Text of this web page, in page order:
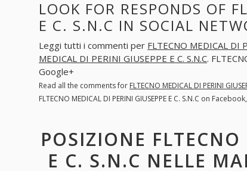
LOOK FOR RESPONDS OF
E C. S.N.C IN SOCIAL
Leggi tutti i commenti per FLTECNO MEDICAL DI
MEDICAL DI PERINI GIUSEPPE E C. S.N.C.
Google+
Read all the comments for FLTECNO MEDICAL DI PERINI
FLTECNO MEDICAL DI PERINI GIUSEPPE E C. S.N.C on
POSIZIONE
E C. S.N.C NELLE